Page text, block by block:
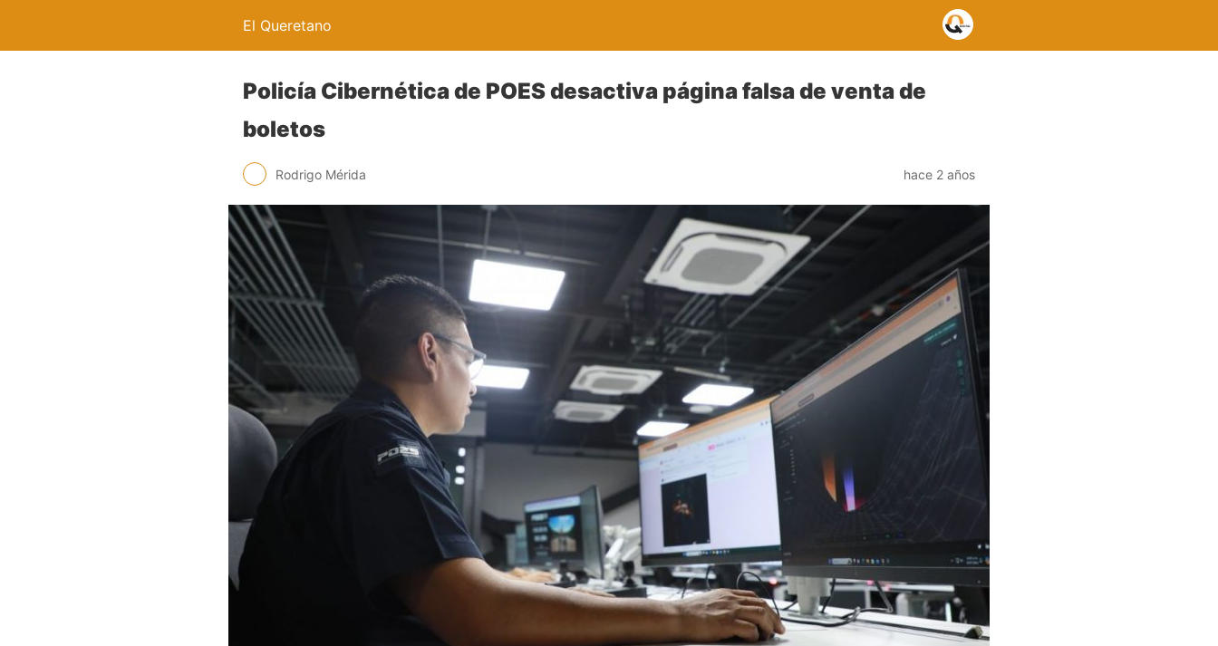
El Queretano
Policía Cibernética de POES desactiva página falsa de venta de
boletos
Rodrigo Mérida hace 2 años